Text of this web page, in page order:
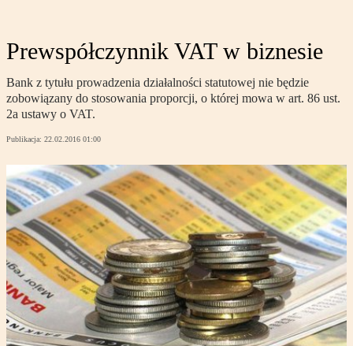
Prewspółczynnik VAT w biznesie
Bank z tytułu prowadzenia działalności statutowej nie będzie
zobowiązany do stosowania proporcji, o której mowa w art. 86 ust.
2a ustawy o VAT.
Publikacja: 22.02.2016 01:00